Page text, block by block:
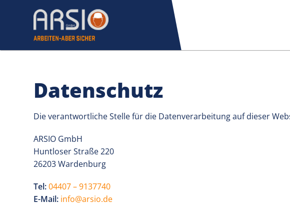
Datenschutzerklärung
Datenschutz
Die verantwortliche Stelle für die Datenverarbeitung auf dieser
ARSIO GmbH
Huntloser Straße 220
26203 Wardenburg
Tel:04407 – 9137740
E-Mail: info@arsio.de